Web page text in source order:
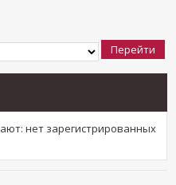
нет зарегистрированных